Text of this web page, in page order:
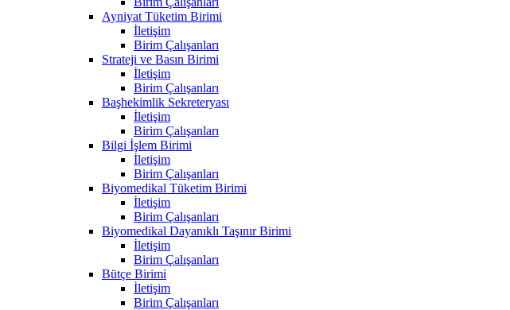
Ayniyat Tüketim Birimi
İletişim
Birim Çalışanları
Strateji ve Basın Birimi
İletişim
Birim Çalışanları
Başhekimlik Sekreteryası
İletişim
Birim Çalışanları
Bilgi İşlem Birimi
İletişim
Birim Çalışanları
Biyomedikal Tüketim Birimi
İletişim
Birim Çalışanları
Biyomedikal Dayanıklı Taşınır Birimi
İletişim
Birim Çalışanları
Bütçe Birimi
İletişim
Birim Çalışanları